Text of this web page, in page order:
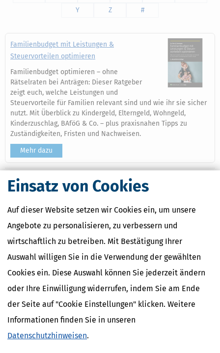
Einsatz von Cookies
Auf dieser Website setzen wir Cookies ein, um unsere
Angebote zu personalisieren, zu verbessern und
wirtschaftlich zu betreiben. Mit Bestätigung Ihrer
Auswahl willigen Sie in die Verwendung der gewählten
Cookies ein. Diese Auswahl können Sie jederzeit ändern
oder Ihre Einwilligung widerrufen, indem Sie am Ende
der Seite auf "Cookie Einstellungen" klicken. Weitere
Informationen finden Sie in unseren
Datenschutzhinweisen.
Y
Z #
Familienbudget mit Leistungen &
Steuervorteilen optimieren
Familienbudget optimieren – ohne
Rätselraten bei Anträgen: Dieser Ratgeber
zeigt euch, welche Leistungen und
Steuervorteile für Familien relevant sind und wie ihr sie sicher
nutzt. Mit Überblick zu Kindergeld, Elterngeld, Wohngeld,
Kinderzuschlag, BAföG & Co. – plus praxisnahen Tipps zu
Zuständigkeiten, Fristen und Nachweisen.
Mehr dazu
Ähnliche Themen
Eltern, Familie & Ehe
Verwandte Begriffe
Ehegattenunterhalt
Eheähnliche Lebensgemeinschaft
Ehegattenarbeitsverhältnis